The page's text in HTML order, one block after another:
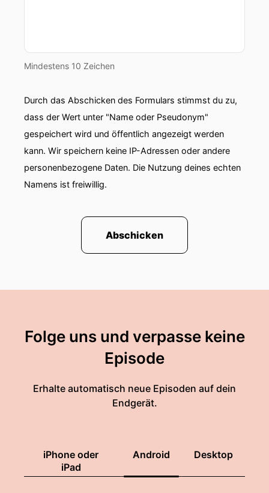
Mindestens 10 Zeichen
Durch das Abschicken des Formulars stimmst du zu,
dass der Wert unter "Name oder Pseudonym"
gespeichert wird und öffentlich angezeigt werden
kann. Wir speichern keine IP-Adressen oder andere
personenbezogene Daten. Die Nutzung deines echten
Namens ist freiwillig.
Abschicken
Folge uns und verpasse keine
Episode
Erhalte automatisch neue Episoden auf dein
Endgerät.
iPhone oder
iPad
Android Desktop